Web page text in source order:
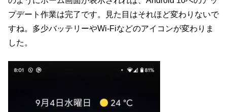
プデート作業は完了です。見た目はそれほど変わりないで
すね。多少バッテリーやWi-Fiなどのアイコンが変わりま
した。